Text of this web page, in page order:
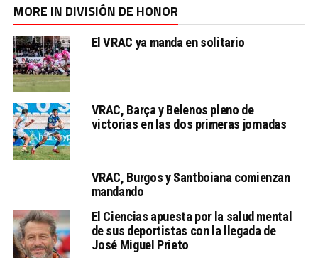
MORE IN DIVISIÓN DE HONOR
El VRAC ya manda en solitario
VRAC, Barça y Belenos pleno de
victorias en las dos primeras jornadas
VRAC, Burgos y Santboiana comienzan
mandando
El Ciencias apuesta por la salud mental
de sus deportistas con la llegada de
José Miguel Prieto